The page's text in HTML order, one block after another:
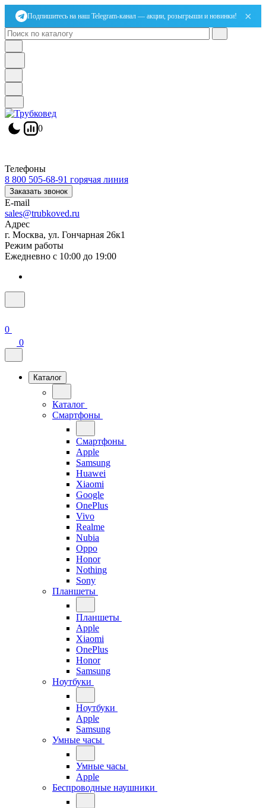
Подпишитесь на наш Telegram-канал — акции, розыгрыши и новинки! ×
0
Телефоны
8 800 505-68-91 горячая линия
Заказать звонок
E-mail
sales@trubkoved.ru
Адрес
г. Москва, ул. Гончарная 26к1
Режим работы
Ежедневно с 10:00 до 19:00
0
0
Каталог
Каталог
Смартфоны
Смартфоны
Apple
Samsung
Huawei
Xiaomi
Google
OnePlus
Vivo
Realme
Nubia
Oppo
Honor
Nothing
Sony
Планшеты
Планшеты
Apple
Xiaomi
OnePlus
Honor
Samsung
Ноутбуки
Ноутбуки
Apple
Samsung
Умные часы
Умные часы
Apple
Беспроводные наушники